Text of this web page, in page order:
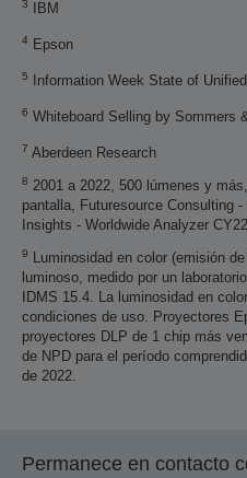
3 IBM
4 Epson
5 Information Week State of
6 Whiteboard Selling by Sommers
7 Aberdeen Research
8 2001 a 2022, 500 lúmenes y
pantalla, Futuresource Consulting
Insights - Worldwide Analyzer
9
Luminosidad en color (emisión
luminoso, medido por un
IDMS 15.4. La luminosidad en
condiciones de uso. Proyectores
proyectores DLP de 1 chip más
de NPD para el período
de 2022.
Permanece en contacto